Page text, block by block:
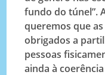
fundo do túnel”.
queremos que
obrigados a
pessoas
ainda à